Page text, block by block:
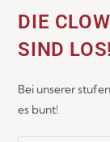
DIE
SIND LOS!
Bei unserer
es bunt!